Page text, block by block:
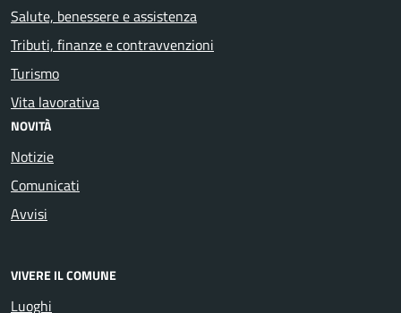
Salute, benessere e assistenza
Tributi, finanze e contravvenzioni
Turismo
Vita lavorativa
NOVITÀ
Notizie
Comunicati
Avvisi
VIVERE IL COMUNE
Luoghi